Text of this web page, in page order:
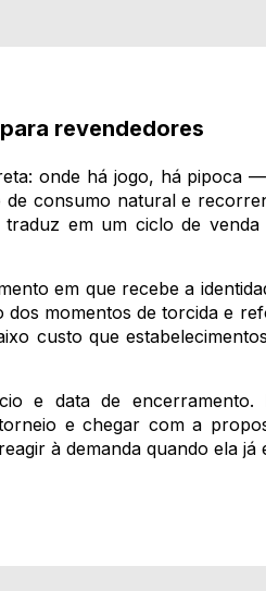
revendedores
onde há jogo, há pipoca
consumo natural e
traduz em um ciclo de
em que recebe a
momentos de torcida e
custo que
e data de encerramento.
e chegar com a
à demanda quando ela já